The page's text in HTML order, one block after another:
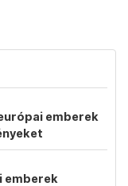
emberek
emberek